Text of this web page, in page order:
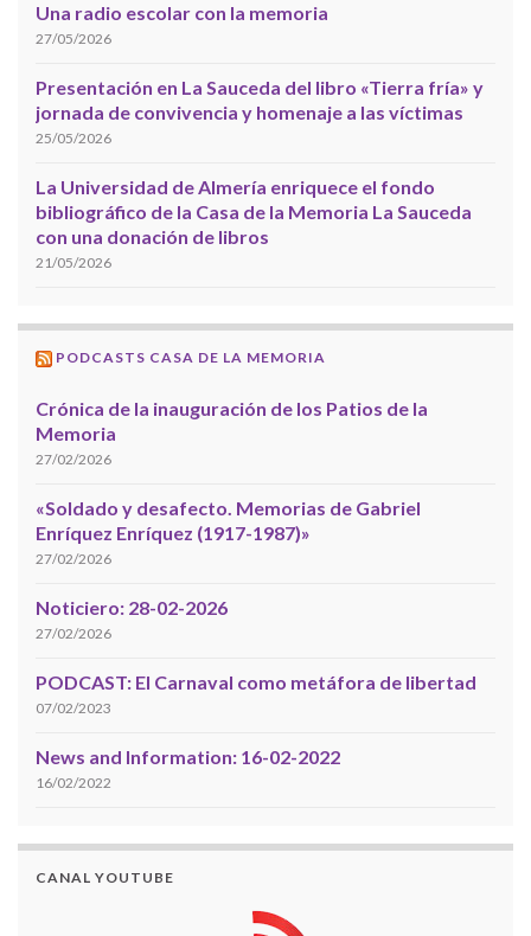
Una radio escolar con la memoria
27/05/2026
Presentación en La Sauceda del libro «Tierra fría» y
jornada de convivencia y homenaje a las víctimas
25/05/2026
La Universidad de Almería enriquece el fondo
bibliográfico de la Casa de la Memoria La Sauceda
con una donación de libros
21/05/2026
PODCASTS CASA DE LA MEMORIA
Crónica de la inauguración de los Patios de la
Memoria
27/02/2026
«Soldado y desafecto. Memorias de Gabriel
Enríquez Enríquez (1917-1987)»
27/02/2026
Noticiero: 28-02-2026
27/02/2026
PODCAST: El Carnaval como metáfora de libertad
07/02/2023
News and Information: 16-02-2022
16/02/2022
CANAL YOUTUBE